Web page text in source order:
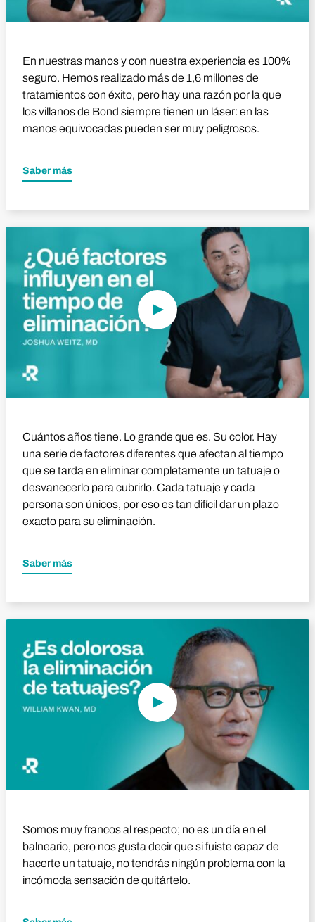
En nuestras manos y con nuestra experiencia es 100%
seguro. Hemos realizado más de 1,6 millones de
tratamientos con éxito, pero hay una razón por la que
los villanos de Bond siempre tienen un láser: en las
manos equivocadas pueden ser muy peligrosos.
Saber más
Reproducir vídeo
Cuántos años tiene. Lo grande que es. Su color. Hay
una serie de factores diferentes que afectan al tiempo
que se tarda en eliminar completamente un tatuaje o
desvanecerlo para cubrirlo. Cada tatuaje y cada
persona son únicos, por eso es tan difícil dar un plazo
exacto para su eliminación.
Saber más
Reproducir vídeo
Somos muy francos al respecto; no es un día en el
balneario, pero nos gusta decir que si fuiste capaz de
hacerte un tatuaje, no tendrás ningún problema con la
incómoda sensación de quitártelo.